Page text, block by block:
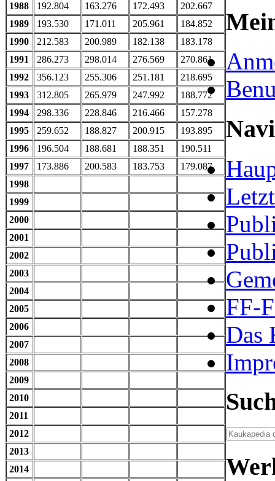
1988
192.804 163.276 172.493
202.667
1989
193.530 171.011 205.961
184.852
1990
212.583 200.989 182.138
183.178
1991
286.273 298.014 276.569
270.861
1992
356.123 255.306 251.181
218.695
1993
312.805 265.979 247.992
188.772
1994
298.336 228.846 216.466
157.278
1995
259.652 188.827 200.915
193.895
1996
196.504 188.681 188.351
190.511
1997
173.886 200.583 183.753
179.087
1998
1999
2000
2001
2002
2003
2004
2005
2006
2007
2008
2009
2010
2011
2012
2013
2014
FF-
Das